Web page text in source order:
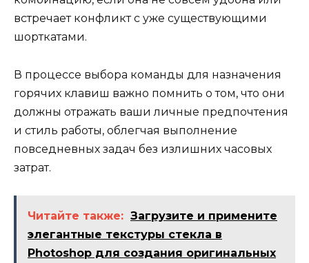
встречает конфликт с уже существующими
шорткатами.
В процессе выбора команды для назначения
горячих клавиш важно помнить о том, что они
должны отражать ваши личные предпочтения
и стиль работы, облегчая выполнение
повседневных задач без излишних часовых
затрат.
Читайте также: Загрузите и примените
элегантные текстуры стекла в
Photoshop для создания оригинальных